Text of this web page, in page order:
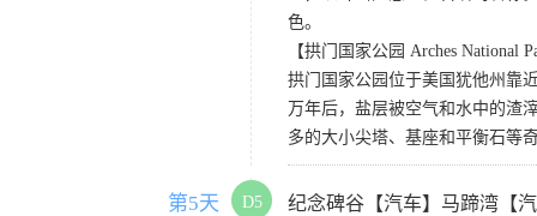
色。
【拱门国家公园 Arches National
拱门国家公园位于美国犹他州靠
万年后，盐层被空气和水中的渣
多的大小尖塔、基座和平衡石等
第5天 D5 纪念碑谷【汽车】马蹄湾【